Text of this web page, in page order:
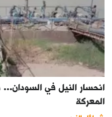
انحسار النيل في
المعركة